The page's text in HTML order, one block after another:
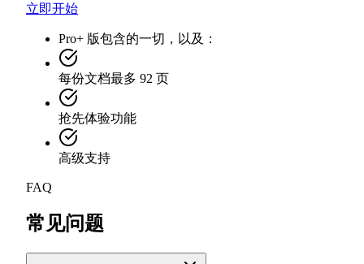
立即开始
Pro+ 版包含的一切，以及：
每份文档最多 92 页
抢先体验功能
高级支持
FAQ
常见问题